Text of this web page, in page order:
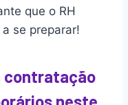
que o RH
se preparar!
contratação
neste